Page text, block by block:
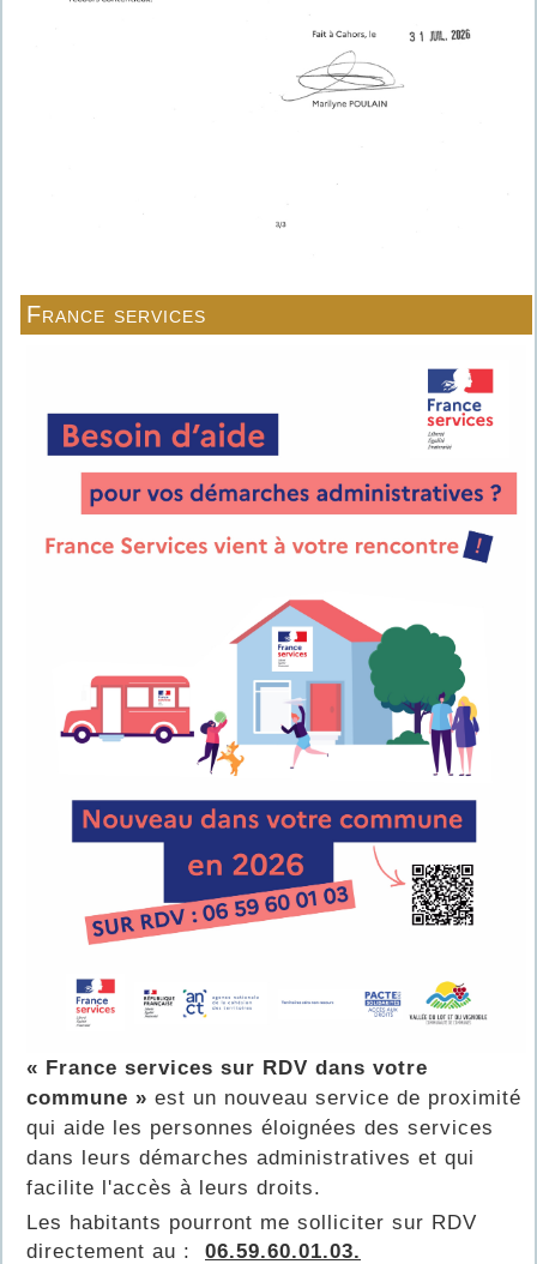
France services
« France services sur RDV dans votre
commune » est un nouveau service de proximité
qui aide les personnes éloignées des services
dans leurs démarches administratives et qui
facilite l'accès à leurs droits.
Les habitants pourront me solliciter sur RDV
directement au : 06.59.60.01.03.